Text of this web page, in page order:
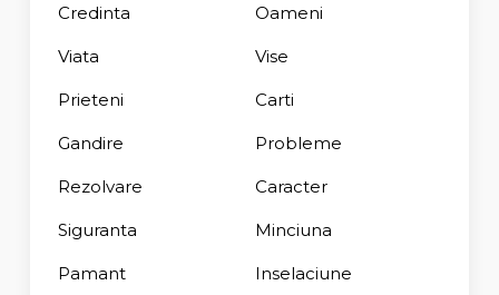
Credinta Oameni
Viata Vise
Prieteni Carti
Gandire Probleme
Rezolvare Caracter
Siguranta Minciuna
Pamant Inselaciune